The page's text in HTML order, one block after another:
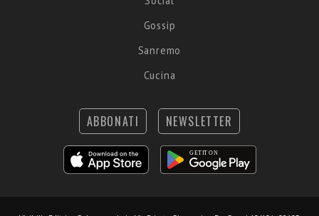
Gossip
Sanremo
Cucina
ABBONATI NEWSLETTER